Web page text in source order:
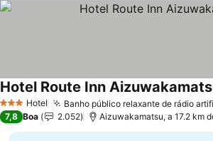
3 EstrelasHotel Banho público relaxante de rádio
Hotel Route Inn
7,8 Boa 2.052 Aizuwakamatsu, a 17.2 km